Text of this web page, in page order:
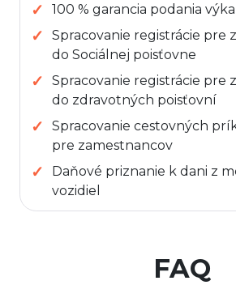
100 % garancia podania
Spracovanie registrácie pre
do Sociálnej poisťovne
Spracovanie registrácie pre
do zdravotných poisťovní
Spracovanie cestovných
pre zamestnancov
Daňové priznanie k dani z
vozidiel
FAQ